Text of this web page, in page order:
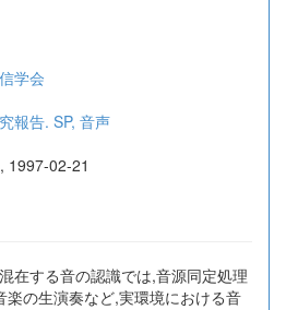
学会
報告. SP, 音声
1997-02-21
在する音の認識では,音源同定処理
の生演奏など,実環境における音